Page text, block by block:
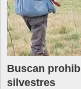
Buscan
silvestres